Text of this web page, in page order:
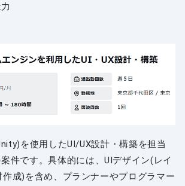
を使用したUI/UX設計・構築を担当
件です。具体的には、UIデザイン(レイ
成)を含め、プランナーやプログラマー